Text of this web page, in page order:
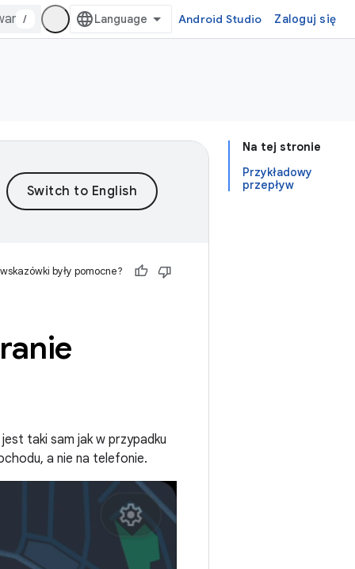
/ Android Studio Zaloguj się
Na tej stronie
Przykładowy
przepływ
były pomocne?
taki sam jak w przypadku
a nie na telefonie.